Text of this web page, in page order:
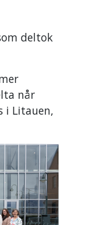
deltok
når
i Litauen,